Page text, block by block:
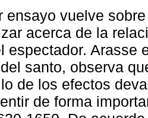
ensayo vuelve
acerca de la
espectador. Arasse
santo, observa
de los efectos
de forma